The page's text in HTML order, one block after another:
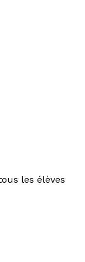
les élèves